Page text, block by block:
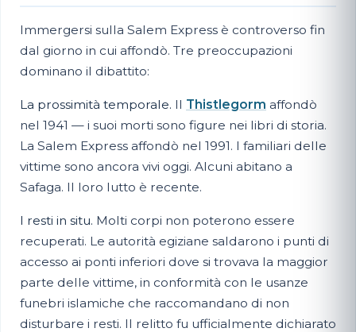
Immergersi sulla Salem Express è controverso fin
dal giorno in cui affondò. Tre preoccupazioni
dominano il dibattito:
La prossimità temporale. Il Thistlegorm affondò
nel 1941 — i suoi morti sono figure nei libri di storia.
La Salem Express affondò nel 1991. I familiari delle
vittime sono ancora vivi oggi. Alcuni abitano a
Safaga. Il loro lutto è recente.
I resti in situ. Molti corpi non poterono essere
recuperati. Le autorità egiziane saldarono i punti di
accesso ai ponti inferiori dove si trovava la maggior
parte delle vittime, in conformità con le usanze
funebri islamiche che raccomandano di non
disturbare i resti. Il relitto fu ufficialmente dichiarato